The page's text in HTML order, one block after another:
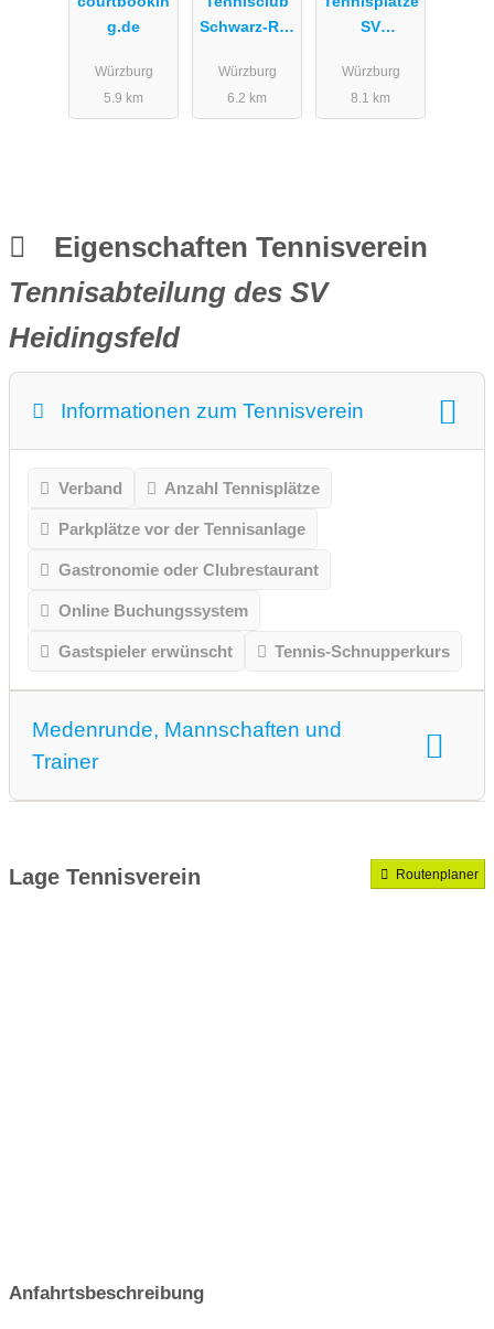
g.de
Würzburg
5.9 km
Schwarz-Rot
Würzburg
6.2 km
SV
h
Würzburg
8.1 km
Eigenschaften Tennisverein
Tennisabteilung des SV
Heidingsfeld
Informationen zum Tennisverein
Verband Anzahl Tennisplätze
Parkplätze vor der Tennisanlage
Gastronomie oder Clubrestaurant
Online Buchungssystem
Gastspieler erwünscht Tennis-Schnupperkurs
Medenrunde, Mannschaften und
Trainer
Lage Tennisverein Routenplaner
Anfahrtsbeschreibung